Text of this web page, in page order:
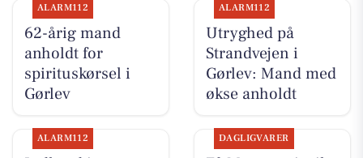
ALARM112
62-årig mand
anholdt for
spirituskørsel i
Gørlev
ALARM112
Utryghed på
Strandvejen i
Gørlev: Mand med
økse anholdt
ALARM112 DAGLIGVARER